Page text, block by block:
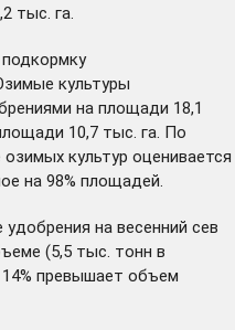
тыс. га.
культуры
на площади 18,1
10,7 тыс. га. По
культур оценивается
на 98% площадей.
на весенний сев
(5,5 тыс. тонн в
превышает объем